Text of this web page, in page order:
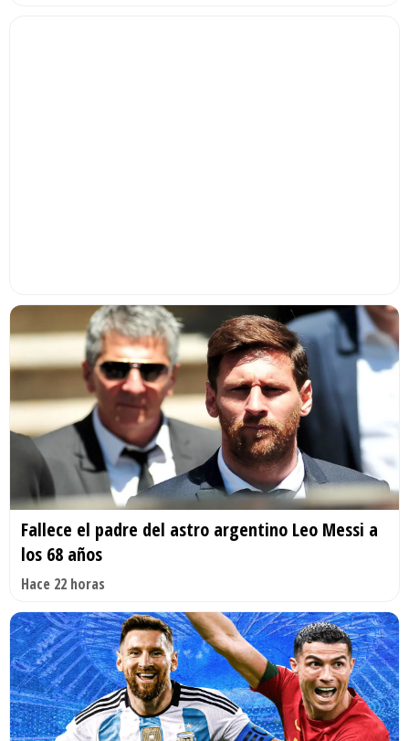
Fallece el padre del astro argentino Leo Messi a
los 68 años
Hace 22 horas